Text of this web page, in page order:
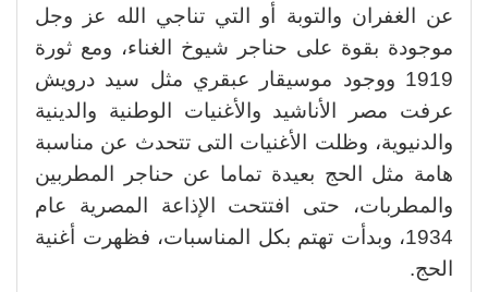
عن الغفران والتوبة أو التي تناجي الله عز وجل
موجودة بقوة على حناجر شيوخ الغناء، ومع ثورة
1919 ووجود موسيقار عبقري مثل سيد درويش
عرفت مصر الأناشيد والأغنيات الوطنية والدينية
والدنيوية، وظلت الأغنيات التى تتحدث عن مناسبة
هامة مثل الحج بعيدة تماما عن حناجر المطربين
والمطربات، حتى افتتحت الإذاعة المصرية عام
1934، وبدأت تهتم بكل المناسبات، فظهرت أغنية
الحج.